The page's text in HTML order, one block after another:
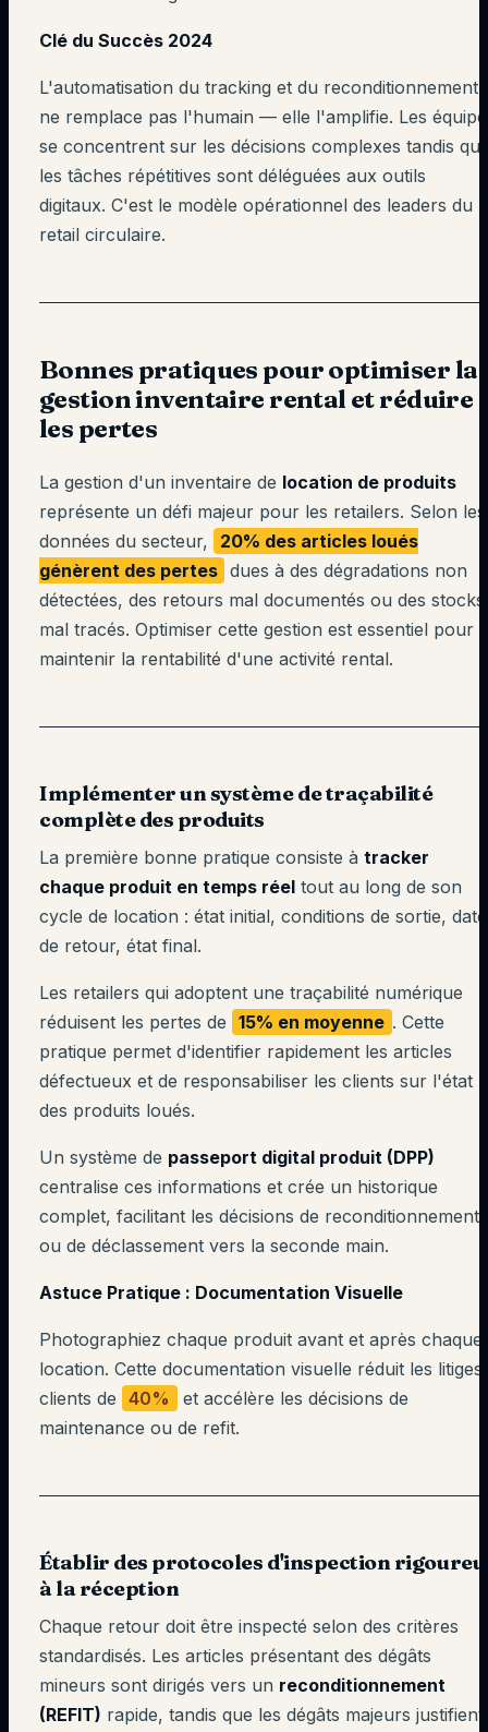
Clé du Succès 2024
L'automatisation du tracking et du reconditionnement
ne remplace pas l'humain — elle l'amplifie. Les
se concentrent sur les décisions complexes tandis
les tâches répétitives sont déléguées aux outils
digitaux. C'est le modèle opérationnel des leaders du
retail circulaire.
Bonnes pratiques pour optimiser la
gestion inventaire rental et réduire
les pertes
La gestion d'un inventaire de location de produits
représente un défi majeur pour les retailers. Selon les
données du secteur,
20% des articles loués
génèrent des pertes dues à des dégradations non
détectées, des retours mal documentés ou des stocks
mal tracés. Optimiser cette gestion est essentiel pour
maintenir la rentabilité d'une activité rental.
Implémenter un système de traçabilité
complète des produits
La première bonne pratique consiste à tracker
chaque produit en temps réel tout au long de son
cycle de location : état initial, conditions de sortie,
de retour, état final.
Les retailers qui adoptent une traçabilité numérique
réduisent les pertes de
15% en moyenne . Cette
pratique permet d'identifier rapidement les articles
défectueux et de responsabiliser les clients sur l'état
des produits loués.
Un système de passeport digital produit (DPP)
centralise ces informations et crée un historique
complet, facilitant les décisions de reconditionnement
ou de déclassement vers la seconde main.
Astuce Pratique : Documentation Visuelle
Photographiez chaque produit avant et après chaque
location. Cette documentation visuelle réduit les litiges
clients de
40%
et accélère les décisions de
maintenance ou de refit.
Établir des protocoles d'inspection
à la réception
Chaque retour doit être inspecté selon des critères
standardisés. Les articles présentant des dégâts
mineurs sont dirigés vers un reconditionnement
(REFIT) rapide, tandis que les dégâts majeurs justifient